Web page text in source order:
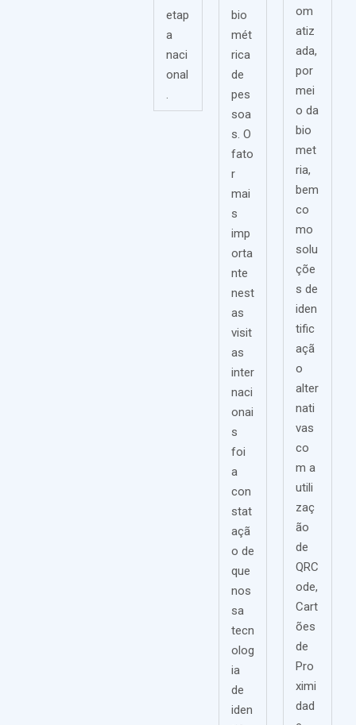
etap
a
naci
onal
.
bio
mét
rica
de
pes
soa
s. O
fato
r
mai
s
imp
orta
nte
nest
as
visit
as
inter
naci
onai
s
foi
a
con
stat
açã
o de
que
nos
sa
tecn
olog
ia
de
iden
om
atiz
ada,
por
mei
o da
bio
met
ria,
bem
co
mo
solu
çõe
s de
iden
tific
açã
o
alter
nati
vas
co
m a
utili
zaç
ão
de
QRC
ode,
Cart
ões
de
Pro
ximi
dad